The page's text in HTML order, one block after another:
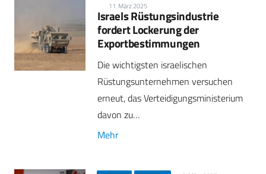
11. März 2025
Israels Rüstungsindustrie
fordert Lockerung der
Exportbestimmungen
Die wichtigsten israelischen
Rüstungsunternehmen versuchen
erneut, das Verteidigungsministerium
davon zu…
Mehr